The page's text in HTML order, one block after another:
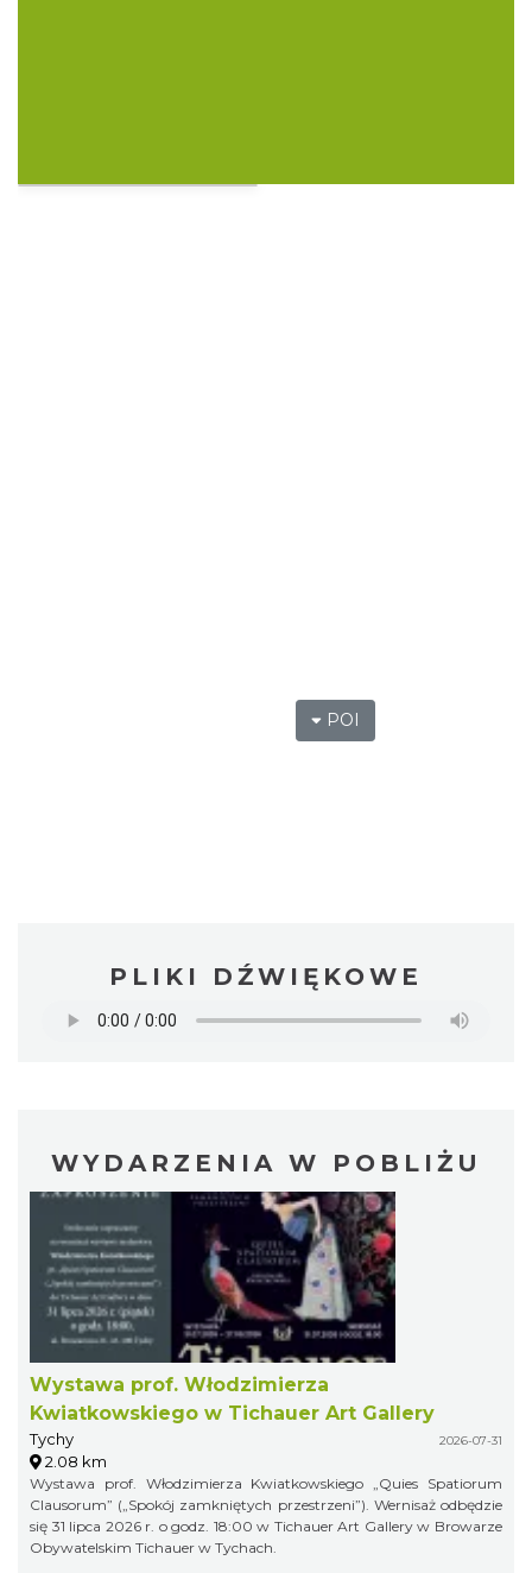
POI
PLIKI DŹWIĘKOWE
WYDARZENIA W POBLIŻU
Wystawa prof. Włodzimierza
Kwiatkowskiego w Tichauer Art Gallery
Tychy 2026-07-31
2.08 km
Wystawa prof. Włodzimierza Kwiatkowskiego „Quies Spatiorum
Clausorum” („Spokój zamkniętych przestrzeni”). Wernisaż odbędzie
się 31 lipca 2026 r. o godz. 18:00 w Tichauer Art Gallery w Browarze
Obywatelskim Tichauer w Tychach.